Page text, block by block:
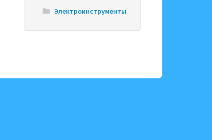
Электроинструменты